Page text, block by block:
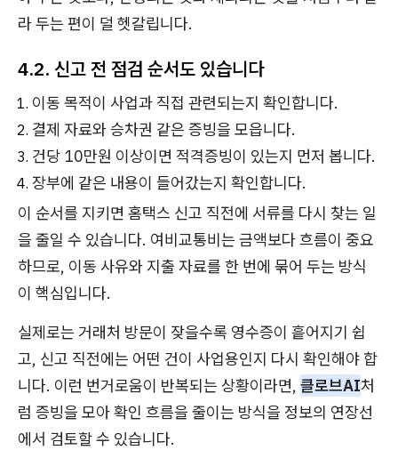
라 두는 편이 덜 헷갈립니다.
4.2. 신고 전 점검 순서도 있습니다
이동 목적이 사업과 직접 관련되는지 확인합니다.
결제 자료와 승차권 같은 증빙을 모읍니다.
건당 10만원 이상이면 적격증빙이 있는지 먼저 봅니다.
장부에 같은 내용이 들어갔는지 확인합니다.
이 순서를 지키면 홈택스 신고 직전에 서류를 다시 찾는 일
을 줄일 수 있습니다. 여비교통비는 금액보다 흐름이 중요
하므로, 이동 사유와 지출 자료를 한 번에 묶어 두는 방식
이 핵심입니다.
실제로는 거래처 방문이 잦을수록 영수증이 흩어지기 쉽
고, 신고 직전에는 어떤 건이 사업용인지 다시 확인해야 합
니다. 이런 번거로움이 반복되는 상황이라면, 클로브AI처
럼 증빙을 모아 확인 흐름을 줄이는 방식을 정보의 연장선
에서 검토할 수 있습니다.